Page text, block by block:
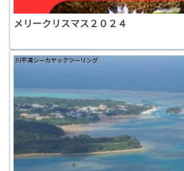
メリークリスマス２０２４
川平湾シーカヤックツーリング